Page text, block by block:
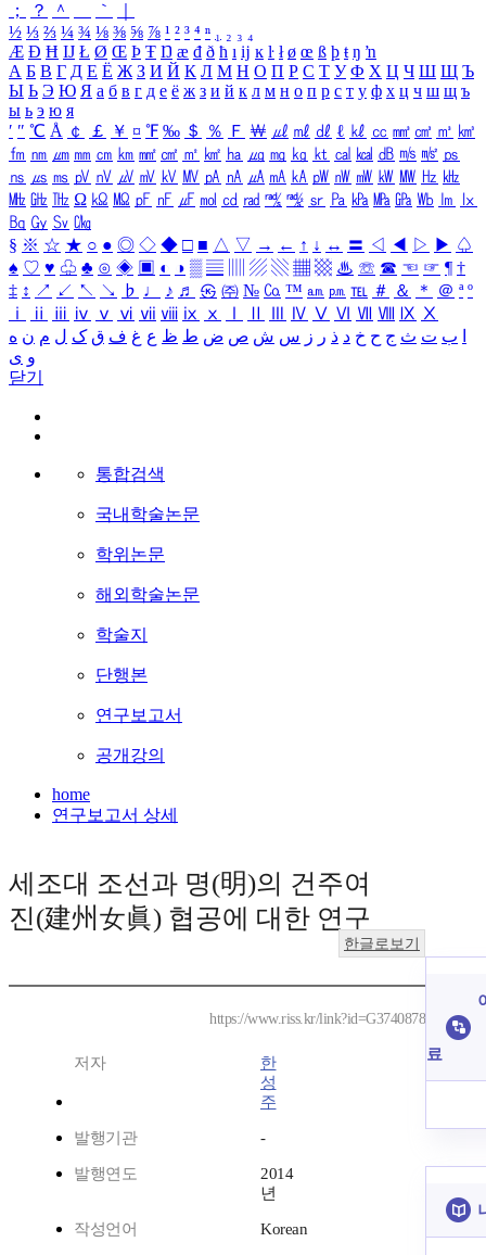
；
？ ＾ ｀
½ ⅓ ⅔ ¼ ¾ ⅛ ⅜ ⅝ ⅞ ¹ ² ³ ⁴ ⁿ ₁ ₂ ₃ ₄
Æ Ð Ħ Ĳ Ł Ø Œ Þ Ŧ Ŋ æ đ ð ħ ı ĳ ĸ ŀ ł ø œ ß þ ŧ ŋ ŉ
А Б В Г Д Е Ё Ж З И Й К Л М Н О П Р С Т У Ф Х Ц Ч Ш Щ Ъ
Ы Ь Э Ю Я а б в г д е ё ж з и й к л м н о п р с т у ф х ц ч ш щ ъ
ы ь э ю я
′ ″ ℃ Å ￠ ￡ ￥ ¤ ℉ ‰ ＄ ％ Ｆ ￦ ㎕ ㎖ ㎗ ℓ ㎘ ㏄ ㎣ ㎤ ㎥ ㎦
㎙ ㎚ ㎛ ㎜ ㎝ ㎞ ㎟ ㎠ ㎡ ㎢ ㏊ ㎍ ㎎ ㎏ ㏏ ㎈ ㎉ ㏈ ㎧ ㎨ ㎰
㎱ ㎲ ㎳ ㎴ ㎵ ㎶ ㎷ ㎸ ㎹ ㎀ ㎁ ㎂ ㎃ ㎄ ㎺ ㎻ ㎽ ㎾ ㎿ ㎐ ㎑
㎒ ㎓ ㎔ Ω ㏀ ㏁ ㎊ ㎋ ㎌ ㏖ ㏅ ㎭ ㎮ ㎯ ㏛ ㎩ ㎪ ㎫ ㎬ ㏝ ㏐
㏓
㏃ ㏉ ㏜ ㏆
§ ※ ☆ ★ ○ ● ◎ ◇ ◆ □ ■ △ ▽ → ← ↑ ↓ ↔ 〓 ◁ ◀ ▷ ▶ ♤
♠ ♡ ♥ ♧ ♣ ⊙ ◈ ▣ ◐ ◑ ▒ ▤ ▨ ▧ ▦ ▩ ♨ ☏ ☎ ☜ ☞ ¶ †
‡ ↕ ↗ ↙ ↖ ↘ ♭ ♩ ♪ ♬ ㉿ ㈜ № ㏇ ™ ㏂ ㏘ ℡ ＃ ＆ ＊ ＠ ª º
ⅰ
ⅱ ⅲ ⅳ ⅴ ⅵ ⅶ ⅷ ⅸ ⅹ Ⅳ Ⅴ Ⅵ Ⅶ Ⅷ Ⅸ Ⅹ
ب ت ث ج ح خ د ذ ر ز س ش ص ض ط ظ ع غ ف ق ک ل م ن ه
و ی
닫기
통합검색
국내학술논문
학위논문
해외학술논문
학술지
단행본
연구보고서
공개강의
home
연구보고서 상세
세조대 조선과 명(明)의 건주여
진(建州女眞) 협공에 대한 연구
한글로보기
https://www.riss.kr/link?id=G3740878
저자
한
성
주
발행기관 -
발행연도
2014
년
작성언어 Korean
료